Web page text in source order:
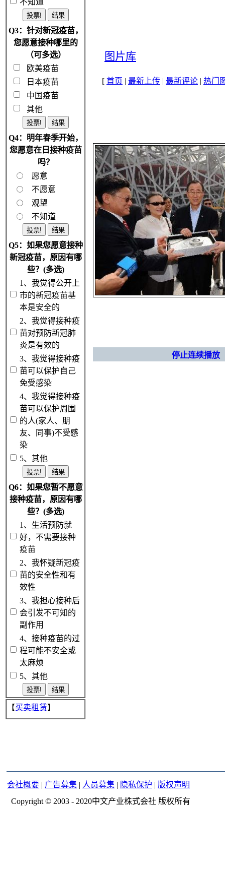
不知道
Q3：针对新冠疫苗，
您愿意接种哪里的
（可多选）
欧美疫苗
日本疫苗
中国疫苗
其他
Q4：明年春季开始，
您愿意在日接种疫苗
吗？
愿意
不愿意
观望
不知道
Q5：如果您愿意接种
新冠疫苗，原因有哪
些？(多选)
1、我觉得公开上
市的新冠疫苗基
本是安全的
2、我觉得接种疫
苗对预防新冠肺
炎是有效的
3、我觉得接种疫
苗可以保护自己
免受感染
4、我觉得接种疫
苗可以保护周围
的人(家人、朋
友、同事)不受感
染
5、其他
Q6：如果您暂不愿意
接种疫苗，原因有哪
些？(多选)
1、生活预防就
好，不需要接种
疫苗
2、我怀疑新冠疫
苗的安全性和有
效性
3、我担心接种后
会引发不可知的
副作用
4、接种疫苗的过
程可能不安全或
太麻烦
5、其他
【买卖租赁】
图片库
[ 首页 | 最新上传 | 最新评论 | 热门
停止连续播放
会社概要 | 广告募集 | 人员募集 | 隐私保护 | 版权声明
Copyright © 2003 - 2020中文产业株式会社 版权所有